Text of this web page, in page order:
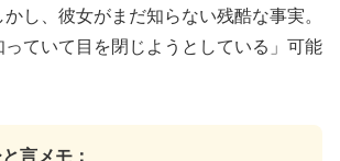
かし、彼女がまだ知らない残酷な事実。
っていて目を閉じようとしている」可能
言メモ：